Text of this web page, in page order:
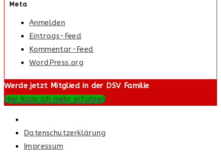
Meta
Anmelden
Eintrags-Feed
Kommentar-Feed
WordPress.org
Werde jetzt Mitglied in der DSV Familie
Hier kann ich mehr erfahren
Datenschutzerklärung
Impressum